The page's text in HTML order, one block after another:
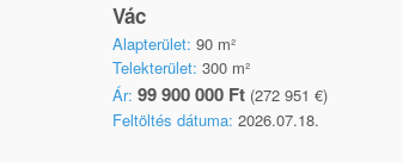
Vác
Alapterület: 90 m²
Telekterület: 300 m²
Ár: 99 900 000 Ft (272 951 €)
Feltöltés dátuma: 2026.07.18.